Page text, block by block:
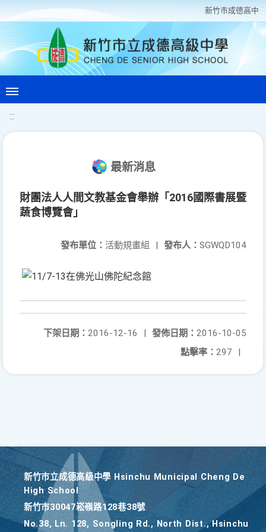
新竹巿成德高中
:::
最新消息
財團法人人間文教基金會舉辦「2016國際書展暨
蔬食博覽會」
發布人： SGWQD104
發布單位： 活動規畫組 |
發佈日期： 2016-10-05
下架日期： 2016-12-16
|
點擊率： 297 |
新竹巿立成德高級中學 Hsinchu Municipal Cheng De
High School
新竹巿30047崧嶺路128巷38號
No.38, Ln. 128, Songling Rd., North Dist., Hsinchu